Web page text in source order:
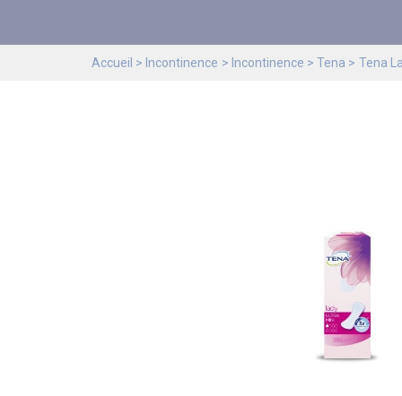
Accueil Incontinence Incontinence Tena Tena